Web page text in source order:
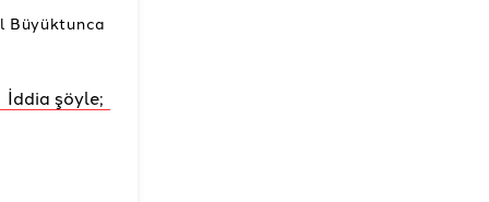
Büyüktunca
İddia şöyle;